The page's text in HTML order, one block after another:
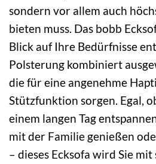
sondern vor allem auch
bieten muss. Das bobb
Blick auf Ihre Bedürfnisse
Polsterung kombiniert
die für eine angenehme
Stützfunktion sorgen. Egal,
einem langen Tag
mit der Familie genießen
– dieses Ecksofa wird Sie mit